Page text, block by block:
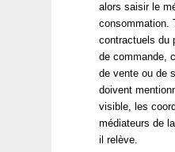
alors saisir le
consommation.
contractuels du
de commande,
de vente ou de
doivent
visible, les
médiateurs de
il relève.